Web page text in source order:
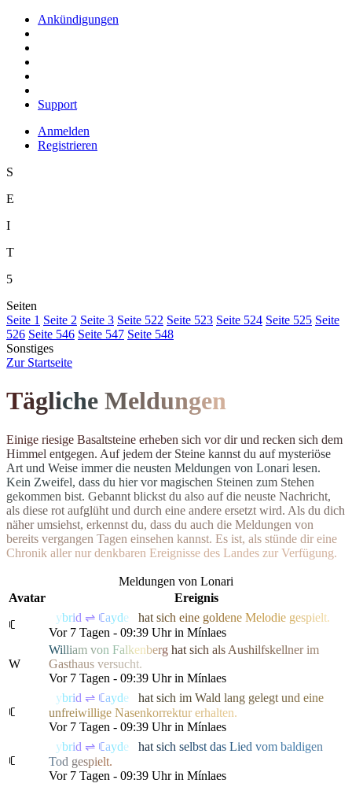
Ankündigungen
Support
Anmelden
Registrieren
S
E
I
T
5
Seiten
Seite 1 Seite 2 Seite 3 Seite 522 Seite 523 Seite 524 Seite 525 Seite
526 Seite 546 Seite 547 Seite 548
Sonstiges
Zur Startseite
Tägliche Meldungen
Einige riesige Basaltsteine erheben sich vor dir und recken sich dem
Himmel entgegen. Auf jedem der Steine kannst du auf mysteriöse
Art und Weise immer die neusten Meldungen von Lonari lesen.
Kein Zweifel, dass du hier vor magischen Steinen zum Stehen
gekommen bist. Gebannt blickst du also auf die neuste Nachricht,
als diese rot aufglüht und durch eine andere ersetzt wird. Als du dich
näher umsiehst, erkennst du, dass du auch die Meldungen von
bereits vergangen Tagen einsehen kannst. Es ist, als stünde dir eine
Chronik aller nur denkbaren Ereignisse des Landes zur Verfügung.
Meldungen von Lonari
Avatar
Ereignis
ꏸ
ybrid ⇌ ꏸayde hat sich eine goldene Melodie gespielt.
Vor 7 Tagen - 09:39 Uhr in Mínlaes
W
William von Falkenberg hat sich als Aushilfskellner im
Gasthaus versucht.
Vor 7 Tagen - 09:39 Uhr in Mínlaes
ꏸ
ybrid ⇌ ꏸayde hat sich im Wald lang gelegt und eine
unfreiwillige Nasenkorrektur erhalten.
Vor 7 Tagen - 09:39 Uhr in Mínlaes
ꏸ
ybrid ⇌ ꏸayde hat sich selbst das Lied vom baldigen
Tod gespielt.
Vor 7 Tagen - 09:39 Uhr in Mínlaes